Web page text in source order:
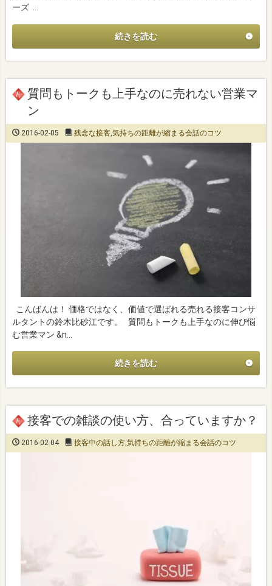
ーズ …
続きを読む
質問もトークも上手なのに売れない営業マ
ン
2016-02-05 残念な接客 気持ちの距離が縮まる会話のコツ
こんばんは！ 価格ではなく、価値で選ばれる売れる接客コンサ
ルタントの鈴木比砂江です。 質問もトークも上手なのに伸び悩
む営業マン &n…
続きを読む
接客での雑談の使い方、合っていますか？
2016-02-04 接客中の話し方,気持ちの距離が縮まる会話のコツ